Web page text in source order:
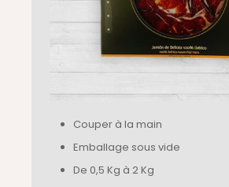
Couper à la main
Emballage sous vide
De 0,5 Kg à 2 Kg